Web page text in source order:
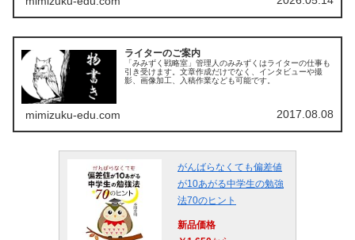
ライターのご案内
「みみずく戦略室」管理人のみみずくはライターの仕事も
引き受けます。文章作成だけでなく、インタビューや撮
影、画像加工、入稿作業なども可能です。
mimizuku-edu.com 2017.08.08
がんばらなくても偏差値
が10あがる中学生の勉強
法70のヒント
新品価格